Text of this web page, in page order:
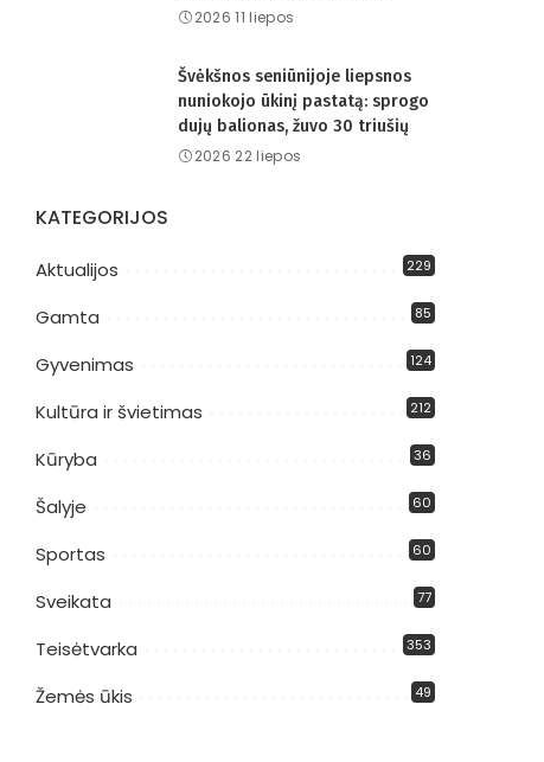
2026 11 liepos
Švėkšnos seniūnijoje liepsnos
nuniokojo ūkinį pastatą: sprogo
dujų balionas, žuvo 30 triušių
2026 22 liepos
KATEGORIJOS
Aktualijos 229
Gamta 85
Gyvenimas 124
Kultūra ir švietimas 212
Kūryba 36
Šalyje 60
Sportas 60
Sveikata 77
Teisėtvarka 353
Žemės ūkis 49